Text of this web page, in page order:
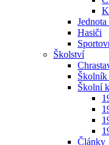
Jednota
Hasiči
Školství
Školník
Školní
Články